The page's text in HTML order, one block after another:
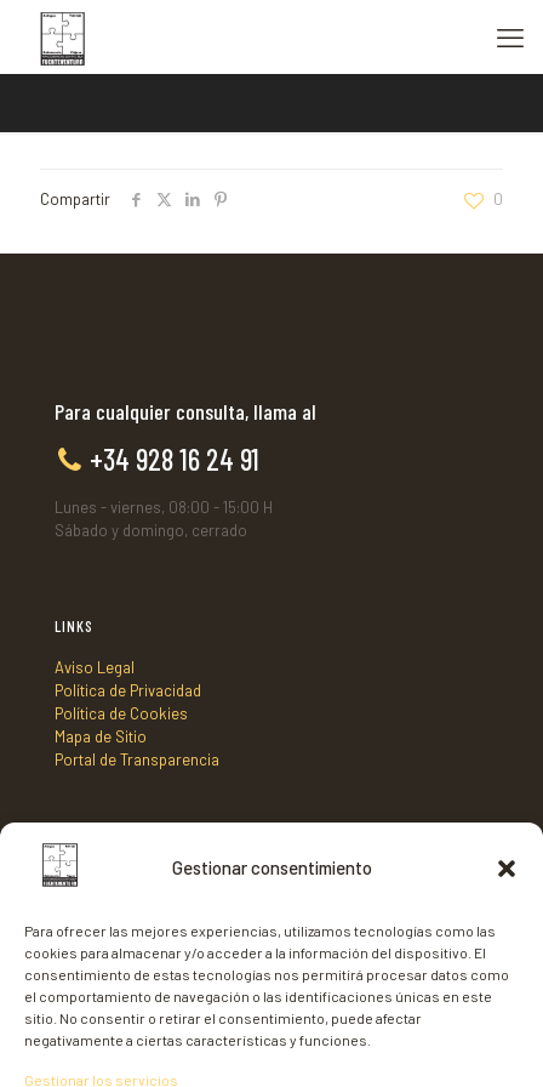
Gestionar consentimiento
Para ofrecer las mejores experiencias, utilizamos tecnologías como las
cookies para almacenar y/o acceder a la información del dispositivo. El
consentimiento de estas tecnologías nos permitirá procesar datos como
el comportamiento de navegación o las identificaciones únicas en este
sitio. No consentir o retirar el consentimiento, puede afectar
negativamente a ciertas características y funciones.
Gestionar los servicios
Compartir 0
Para cualquier consulta, llama al
+34 928 16 24 91
Lunes - viernes, 08:00 - 15:00 H
Sábado y domingo, cerrado
LINKS
Aviso Legal
Política de Privacidad
Política de Cookies
Mapa de Sitio
Portal de Transparencia
DIRECCIÓN
35620 - Gran Tarajal,
Fuerteventura